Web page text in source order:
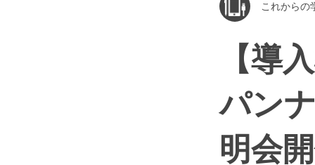
これからの
【導
パン
明会